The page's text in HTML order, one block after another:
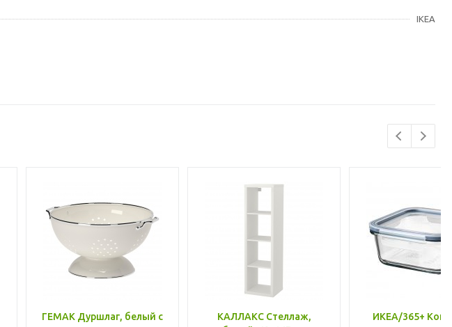
IKEA
ГЕМАК Дуршлаг, белый с
КАЛЛАКС Стеллаж,
ИКЕА/365+